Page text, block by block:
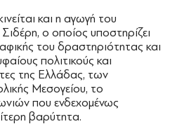
και η αγωγή του
ο οποίος υποστηρίζει
του δραστηριότητας και
πολιτικούς και
της Ελλάδας, των
Μεσογείου, το
που ενδεχομένως
βαρύτητα.